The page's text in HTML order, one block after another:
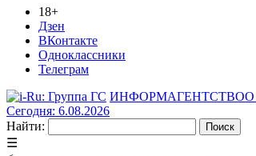
18+
Дзен
ВКонтакте
Одноклассники
Телеграм
ИНФОРМАГЕНТСТВОО
Сегодня: 6.08.2026
Найти:
☰